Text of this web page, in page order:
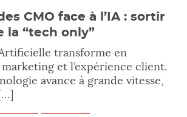
CMO face à l’IA : sortir
la “tech only”
transforme en
et l’expérience client.
avance à grande vitesse,